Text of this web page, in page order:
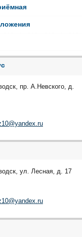
пр. А.Невского, д.
ул. Лесная, д. 17